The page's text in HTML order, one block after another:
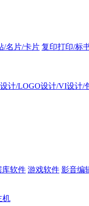
/名片/卡片 复印打印/标
计/LOGO设计/VI设计/
库软件 游戏软件 影音编
机